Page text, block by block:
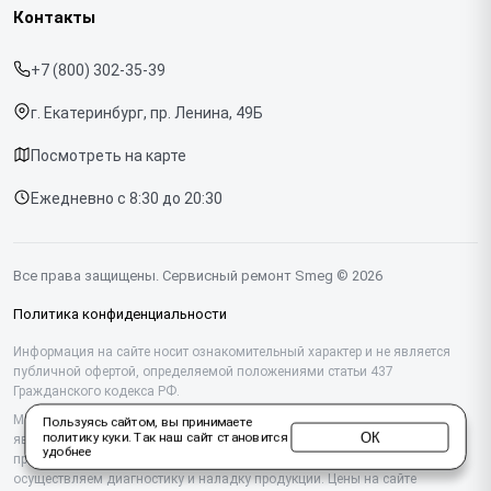
Срочный ремонт
Доставка и способы оплаты
Диагностика
Контакты
Кофемашин
Винных шкафов
Вакууматоров
Вытяжек
Миксеров
Соковыжималок
Контакты
+7 (800) 302-35-39
г. Екатеринбург, пр. Ленина, 49Б
Посмотреть на карте
Ежедневно с 8:30 до 20:30
Все права защищены. Сервисный ремонт Smeg © 2026
Политика конфиденциальности
Информация на сайте носит ознакомительный характер и не является
публичной офертой, определяемой положениями статьи 437
Гражданского кодекса РФ.
Мы специализируемся на обслуживании и ремонте техники Smeg, но не
являемся их официальным представителем. Предоставляем
профессиональные услуги после истечения гарантии, а также
осуществляем диагностику и наладку продукции. Цены на сайте
Пользуясь сайтом, вы принимаете
политику куки. Так наш сайт становится
удобнее
ОК